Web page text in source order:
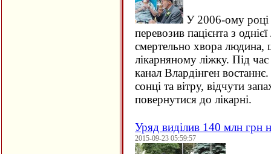
У 2006-ому році
перевозив пацієнта з
смертельно хвора людина,
лікарняному ліжку. Під
канал Влардінген
сонці та вітру, відчути
повернутися до лікарні.
Уряд виділив 140 млн грн
2015-09-23 05:59:57